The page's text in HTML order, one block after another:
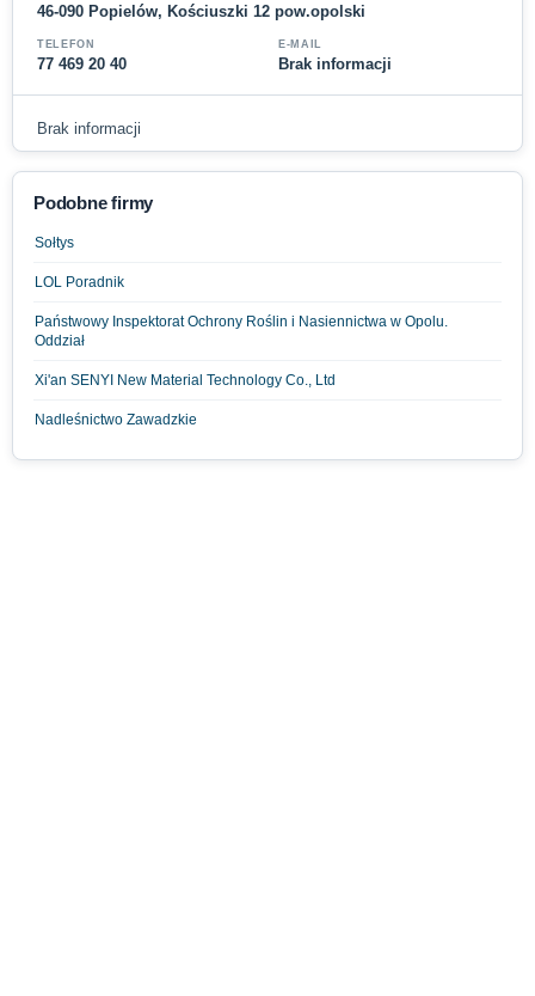
46-090 Popielów, Kościuszki 12 pow.opolski
TELEFON
77 469 20 40
E-MAIL
Brak informacji
Brak informacji
Podobne firmy
Sołtys
LOL Poradnik
Państwowy Inspektorat Ochrony Roślin i Nasiennictwa w Opolu.
Oddział
Xi'an SENYI New Material Technology Co., Ltd
Nadleśnictwo Zawadzkie